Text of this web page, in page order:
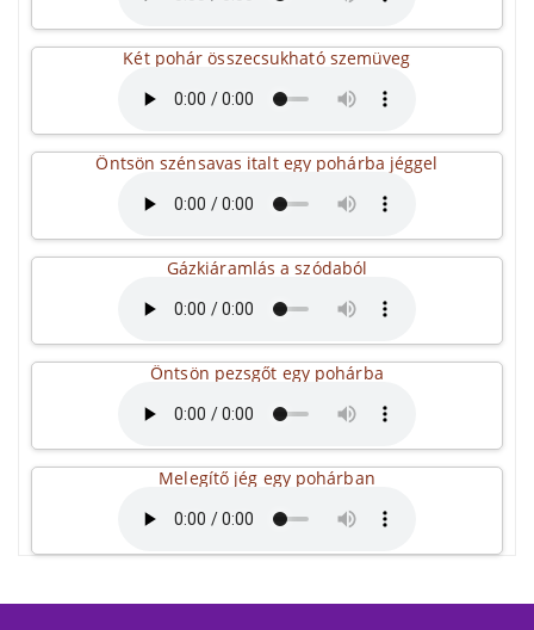
Két pohár összecsukható szemüveg
Öntsön szénsavas italt egy pohárba jéggel
Gázkiáramlás a szódaból
Öntsön pezsgőt egy pohárba
Melegítő jég egy pohárban